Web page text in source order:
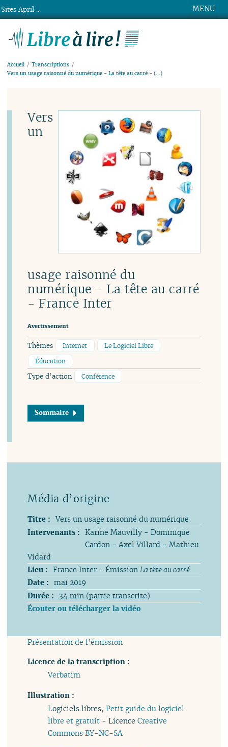
MENU
Accueil
Transcriptions
Vers un usage raisonné du numérique - La tête au carré - (…)
Vers
un
usage raisonné du
numérique - La tête au carré
- France Inter
Avertissement
Thèmes Internet
Le Logiciel Libre
Éducation
Type d’action Conférence
Sommaire
Titre : Vers un usage raisonné du numérique
Intervenants : Karine Mauvilly - Dominique
Cardon - Axel Villard - Mathieu
Vidard
Lieu : France Inter - Émission La tête au carré
Date : mai 2019
Durée :
34 min (partie transcrite)
Écouter ou télécharger la vidéo
Présentation de l’émission
Licence de la transcription :
Verbatim
Illustration :
Logiciels libres,Petit guide du logiciel
libre et gratuit - LicenceCreative
Commons BY-NC-SA
Sites April ...